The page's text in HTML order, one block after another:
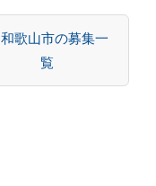
歌山市の募集一
覧